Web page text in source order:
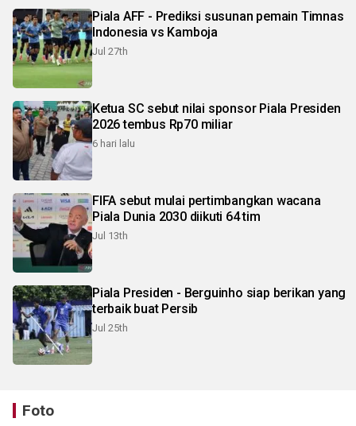
Piala AFF - Prediksi susunan pemain Timnas
Indonesia vs Kamboja
Jul 27th
Ketua SC sebut nilai sponsor Piala Presiden
2026 tembus Rp70 miliar
6 hari lalu
FIFA sebut mulai pertimbangkan wacana
Piala Dunia 2030 diikuti 64 tim
Jul 13th
Piala Presiden - Berguinho siap berikan yang
terbaik buat Persib
Jul 25th
Foto